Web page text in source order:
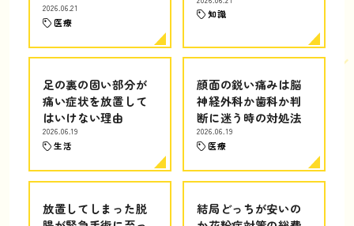
2026.06.21
医療
知識
足の裏の固い部分が
痛い症状を放置して
はいけない理由
2026.06.19
生活
顔面の鋭い痛みは脳
神経外科か歯科か判
断に迷う時の対処法
2026.06.19
医療
放置してしまった脱
結局どっちが安いの